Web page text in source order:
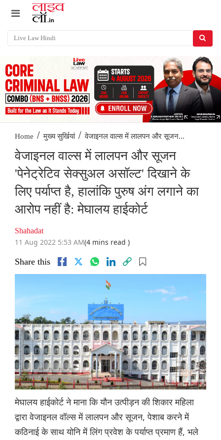
Home / मुख्य सुर्खियां / वेजाइनल वाल्स में लालपन और सूजन...
वेजाइनल वाल्स में लालपन और सूजन
'पेनेट्रेटिव सेक्सुअल असॉल्ट' दिखाने के
लिए पर्याप्त है, हालांकि पुरुष अंग लगाने का
आरोप नहीं है: मेघालय हाईकोर्ट
Shahadat
11 Aug 2022 5:53 AM(4 mins read )
Share this
मेघालय हाईकोर्ट ने माना कि यौन उत्पीड़न की शिकार महिला
द्वारा वेजाइनल वॉल्स में लालपन और सूजन, पेशाब करने में
कठिनाई के साथ योनि में लिंग प्रवेश के पर्याप्त प्रमाण हैं, भले